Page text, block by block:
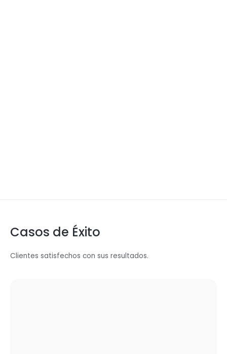
Casos de Éxito
Clientes satisfechos con sus resultados.